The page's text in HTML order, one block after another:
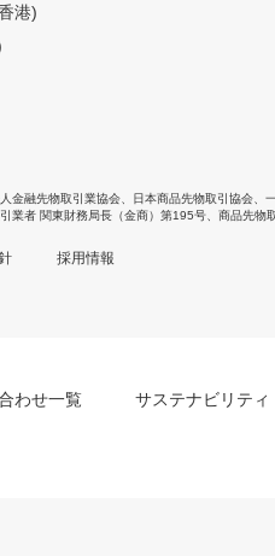
港)
金融先物取引業協会 日本商品先物取引協会
業者 関東財務局長（金商）第195号、商品先物
採用情報
わせ一覧 サステナビリティ